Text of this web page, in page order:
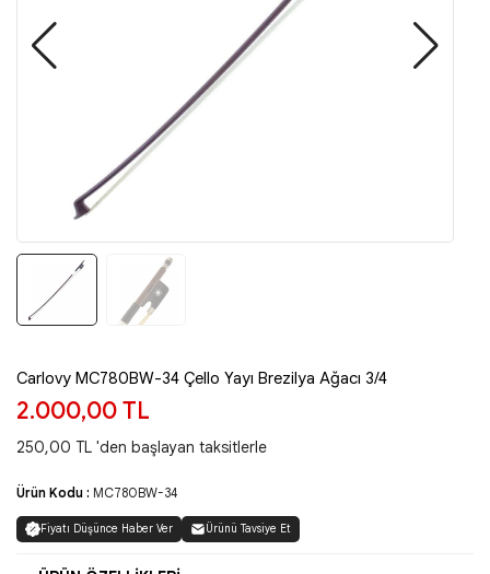
Carlovy MC780BW-34 Çello Yayı Brezilya Ağacı 3/4
2.000,00 TL
250,00 TL 'den başlayan taksitlerle
Ürün Kodu : MC780BW-34
Fiyatı Düşünce Haber Ver Ürünü Tavsiye Et